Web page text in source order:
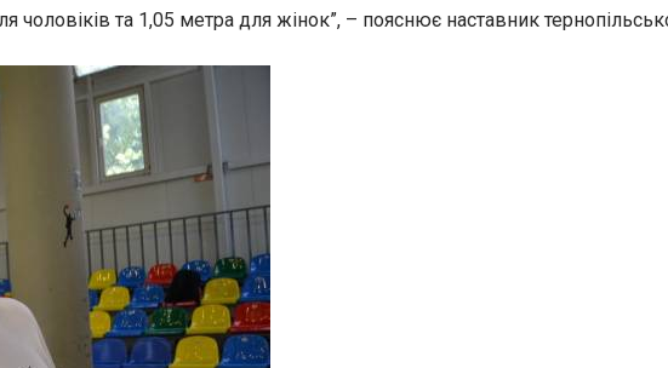
чоловіків та 1,05 метра для жінок”, – пояснює наставник